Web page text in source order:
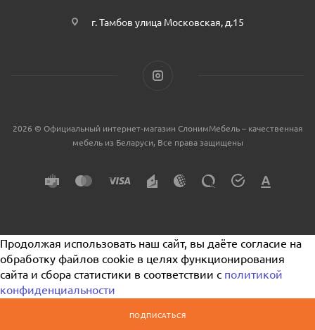
ПОДПИСАТЬСЯ
г. Тамбов улица Московская, д.15
2026 © Официальный интернет-магазин СлонимМебель – качественная
мебель из Беларуси, Все права защищены
Продолжая использовать наш сайт, вы даёте согласие на
обработку файлов cookie в целях функционирования
сайта и сбора статистики в соответствии с политикой
конфиденциальности